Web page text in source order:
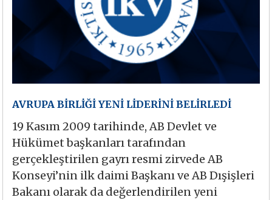
AVRUPA BİRLİĞİ YENİ LİDERİNİ BELİRLEDİ
19 Kasım 2009 tarihinde, AB Devlet ve
Hükümet başkanları tarafından
gerçekleştirilen gayrı resmi zirvede AB
Konseyi’nin ilk daimi Başkanı ve AB Dışişleri
Bakanı olarak da değerlendirilen yeni